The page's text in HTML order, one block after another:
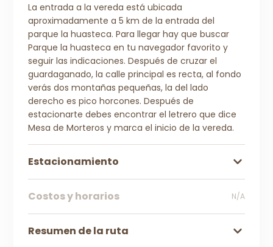
La entrada a la vereda está ubicada
aproximadamente a 5 km de la entrada del
parque la huasteca. Para llegar hay que buscar
Parque la huasteca en tu navegador favorito y
seguir las indicaciones. Después de cruzar el
guardaganado, la calle principal es recta, al fondo
verás dos montañas pequeñas, la del lado
derecho es pico horcones. Después de
estacionarte debes encontrar el letrero que dice
Mesa de Morteros y marca el inicio de la vereda.
Estacionamiento
Costos y horarios N/A
Resumen de la ruta